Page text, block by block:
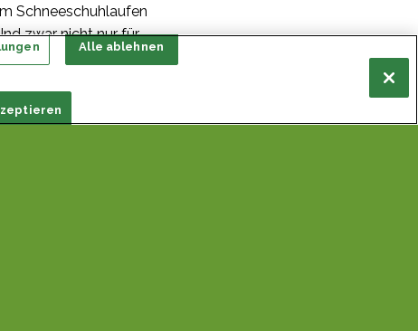
Schneeschuhlaufen
zwar nicht nur für
auch, zum
dass Sie sich je nach
anziehen
Alle ablehnen